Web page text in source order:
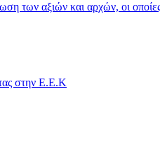
αξιών και αρχών, οι
στην Ε.Ε.Κ